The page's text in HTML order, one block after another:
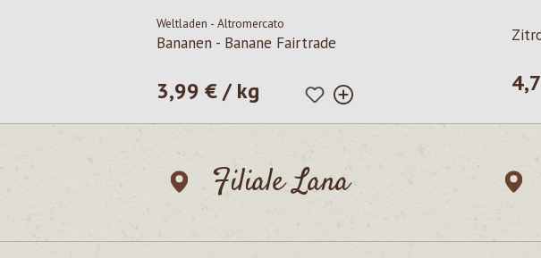
Weltladen - Altromercato
Bananen - Banane Fairtrade
Prezzo normale:
3,99 € / kg
Filiale Lana